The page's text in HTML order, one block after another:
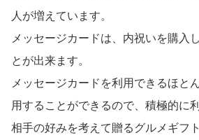
人が増えています。
メッセージカードは、内祝いを購入
とが出来ます。
メッセージカードを利用できるほと
用することができるので、積極的に
相手の好みを考えて贈るグルメギフ